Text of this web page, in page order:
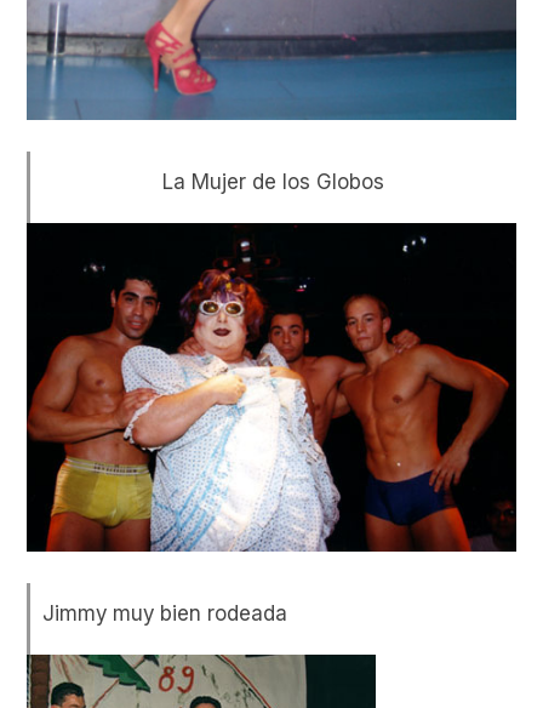
La Mujer de los Globos
Jimmy muy bien rodeada